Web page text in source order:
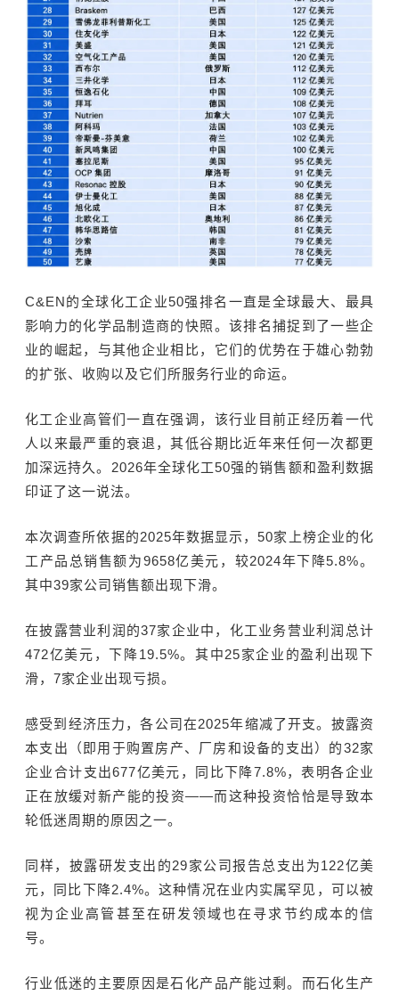
C&EN的全球化工企业50强排名一直是全球最大、最具
影响力的化学品制造商的快照。该排名捕捉到了一些企
业的崛起，与其他企业相比，它们的优势在于雄心勃勃
的扩张、收购以及它们所服务行业的命运。
化工企业高管们一直在强调，该行业目前正经历着一代
人以来最严重的衰退，其低谷期比近年来任何一次都更
加深远持久。2026年全球化工50强的销售额和盈利数据
印证了这一说法。
本次调查所依据的2025年数据显示，50家上榜企业的化
工产品总销售额为9658亿美元，较2024年下降5.8%。
其中39家公司销售额出现下滑。
在披露营业利润的37家企业中，化工业务营业利润总计
472亿美元，下降19.5%。其中25家企业的盈利出现下
滑，7家企业出现亏损。
感受到经济压力，各公司在2025年缩减了开支。披露资
本支出（即用于购置房产、厂房和设备的支出）的32家
企业合计支出677亿美元，同比下降7.8%，表明各企业
正在放缓对新产能的投资——而这种投资恰恰是导致本
轮低迷周期的原因之一。
同样，披露研发支出的29家公司报告总支出为122亿美
元，同比下降2.4%。这种情况在业内实属罕见，可以被
视为企业高管甚至在研发领域也在寻求节约成本的信
号。
行业低迷的主要原因是石化产品产能过剩。而石化生产